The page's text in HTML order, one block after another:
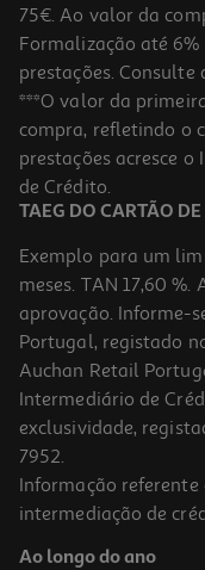
75€. Ao valor da
Formalização até
prestações. Consulte
***O valor da
compra, refletindo o
prestações acresce
de Crédito.
TAEG DO CARTÃO
Exemplo para um
meses. TAN 17,60
aprovação. Informe-
Portugal, registado
Auchan Retail
Intermediário de
exclusividade,
7952.
Informação referente
intermediação de
Ao longo do ano